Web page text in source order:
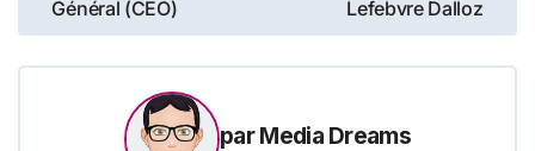
l’article
Général (CEO)
Lefebvre Dalloz
parMedia Dreams